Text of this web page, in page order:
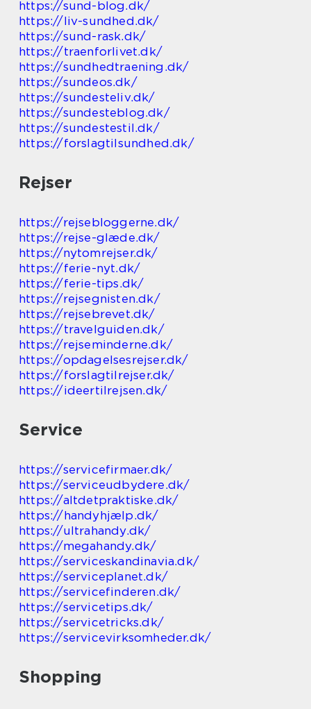
https://sund-blog.dk/
https://liv-sundhed.dk/
https://sund-rask.dk/
https://traenforlivet.dk/
https://sundhedtraening.dk/
https://sundeos.dk/
https://sundesteliv.dk/
https://sundesteblog.dk/
https://sundestestil.dk/
https://forslagtilsundhed.dk/
Rejser
https://rejsebloggerne.dk/
https://rejse-glæde.dk/
https://nytomrejser.dk/
https://ferie-nyt.dk/
https://ferie-tips.dk/
https://rejsegnisten.dk/
https://rejsebrevet.dk/
https://travelguiden.dk/
https://rejseminderne.dk/
https://opdagelsesrejser.dk/
https://forslagtilrejser.dk/
https://ideertilrejsen.dk/
Service
https://servicefirmaer.dk/
https://serviceudbydere.dk/
https://altdetpraktiske.dk/
https://handyhjælp.dk/
https://ultrahandy.dk/
https://megahandy.dk/
https://serviceskandinavia.dk/
https://serviceplanet.dk/
https://servicefinderen.dk/
https://servicetips.dk/
https://servicetricks.dk/
https://servicevirksomheder.dk/
Shopping